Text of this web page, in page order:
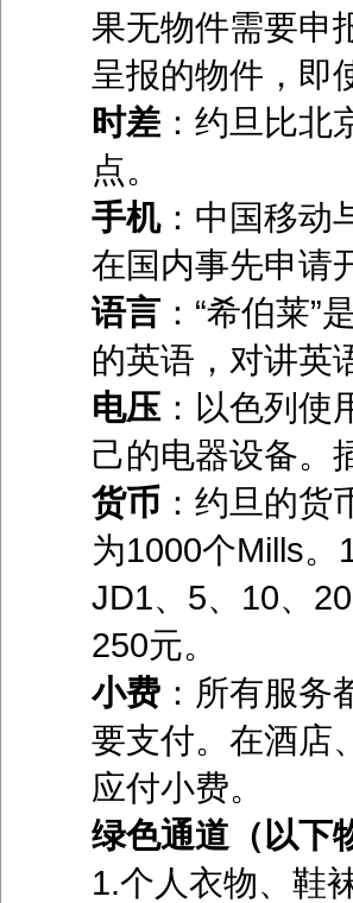
果无物件需要申
呈报的物件，即
时差：约旦比北
点。
手机：中国移动
在国内事先申请
语言：“希伯莱”
的英语，对讲英
电压：以色列使
己的电器设备。
货币：约旦的货
为1000个Mills
JD1、5、10、
250元。
小费：所有服务
要支付。在酒店
应付小费。
绿色通道（以下
1.个人衣物、鞋